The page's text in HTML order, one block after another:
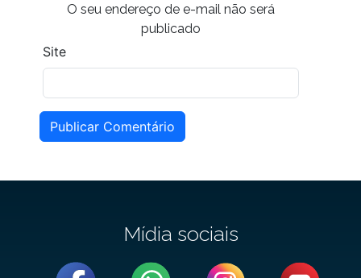
O seu endereço de e-mail não será
publicado
Site
Publicar Comentário
Mídia sociais